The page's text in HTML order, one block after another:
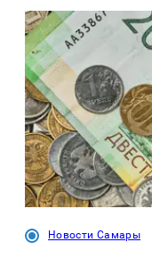
Новости Самары